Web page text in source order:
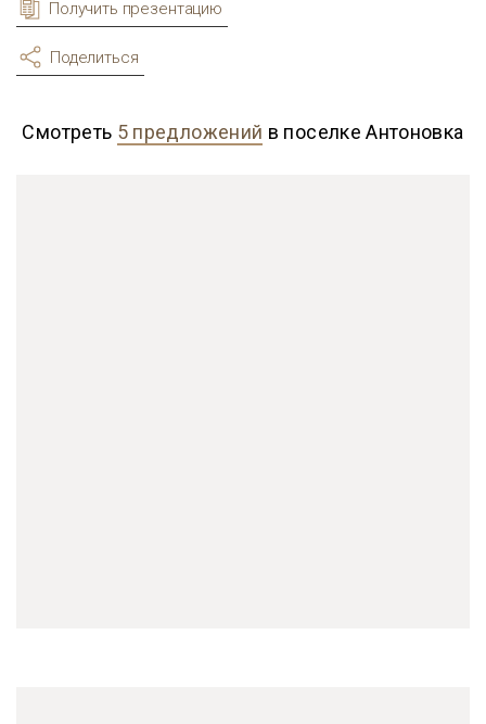
Получить презентацию
Поделиться
Смотреть 5 предложений в поселке Антоновка